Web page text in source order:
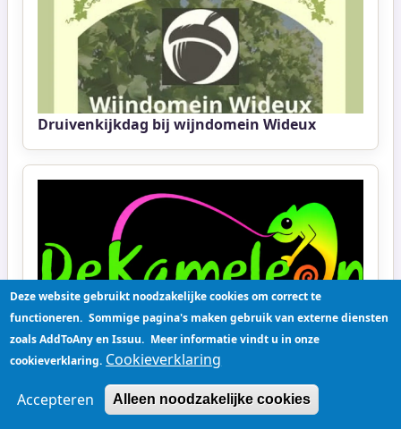
Druivenkijkdag bij wijndomein Wideux
Begeleider naschoolse opvang
Deze website gebruikt noodzakelijke cookies om correct te
functioneren. Sommige pagina's maken gebruik van externe diensten
zoals AddToAny en Issuu. Meer informatie vindt u in onze
cookieverklaring. Cookieverklaring
Accepteren Alleen noodzakelijke cookies